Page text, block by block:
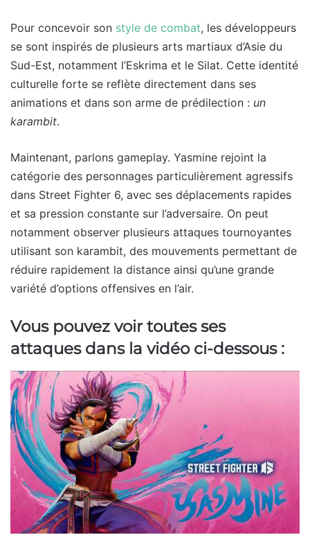
Pour concevoir son style de combat, les développeurs
se sont inspirés de plusieurs arts martiaux d’Asie du
Sud-Est, notamment l’Eskrima et le Silat. Cette identité
culturelle forte se reflète directement dans ses
animations et dans son arme de prédilection : un
karambit.
Maintenant, parlons gameplay. Yasmine rejoint la
catégorie des personnages particulièrement agressifs
dans Street Fighter 6, avec ses déplacements rapides
et sa pression constante sur l’adversaire. On peut
notamment observer plusieurs attaques tournoyantes
utilisant son karambit, des mouvements permettant de
réduire rapidement la distance ainsi qu’une grande
variété d’options offensives en l’air.
Vous pouvez voir toutes ses
attaques dans la vidéo ci-dessous :